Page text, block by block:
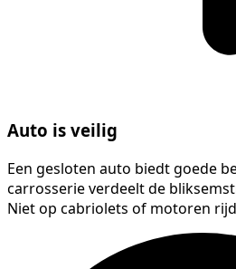
Auto is veilig
Een gesloten auto biedt goede
carrosserie verdeelt de
Niet op cabriolets of motoren